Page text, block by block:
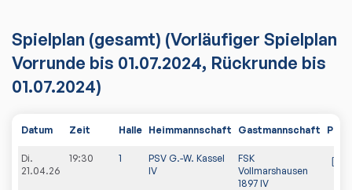
Spielplan (gesamt) (Vorläufiger Spielplan
Vorrunde bis 01.07.2024, Rückrunde bis
01.07.2024)
Datum Zeit Halle Heimmannschaft Gastmannschaft PDF
Di.
21.04.26
19:30 1
PSV G.-W. Kassel
IV
FSK
Vollmarshausen
1897 IV